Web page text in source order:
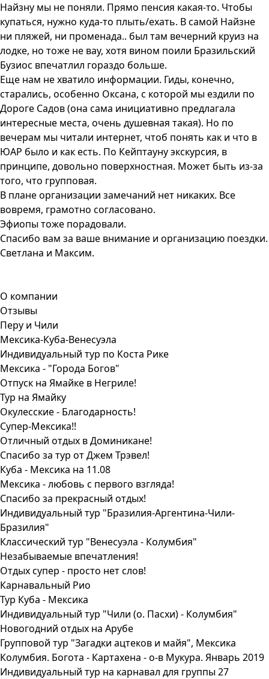
Найзну мы не поняли. Прямо пенсия какая-то. Чтобы
купаться, нужно куда-то плыть/ехать. В самой Найзне
ни пляжей, ни променада.. был там вечерний круиз на
лодке, но тоже не вау, хотя вином поили Бразильский
Бузиос впечатлил гораздо больше.
Еще нам не хватило информации. Гиды, конечно,
старались, особенно Оксана, с которой мы ездили по
Дороге Садов (она сама инициативно предлагала
интересные места, очень душевная такая). Но по
вечерам мы читали интернет, чтоб понять как и что в
ЮАР было и как есть. По Кейптауну экскурсия, в
принципе, довольно поверхностная. Может быть из-за
того, что групповая.
В плане организации замечаний нет никаких. Все
вовремя, грамотно согласовано.
Эфиопы тоже порадовали.
Спасибо вам за ваше внимание и организацию поездки.
Светлана и Максим.
О компании
Отзывы
Перу и Чили
Мексика-Куба-Венесуэла
Индивидуальный тур по Коста Рике
Мексика - "Города Богов"
Отпуск на Ямайке в Негриле!
Тур на Ямайку
Окулесские - Благодарность!
Супер-Мексика!!
Отличный отдых в Доминикане!
Спасибо за тур от Джем Трэвел!
Куба - Мексика на 11.08
Мексика - любовь с первого взгляда!
Спасибо за прекрасный отдых!
Индивидуальный тур "Бразилия-Аргентина-Чили-
Бразилия"
Классический тур "Венесуэла - Колумбия"
Незабываемые впечатления!
Отдых супер - просто нет слов!
Карнавальный Рио
Тур Куба - Мексика
Индивидуальный тур "Чили (о. Пасхи) - Колумбия"
Новогодний отдых на Арубе
Групповой тур "Загадки ацтеков и майя", Мексика
Колумбия. Богота - Картахена - о-в Мукура. Январь 2019
Индивидуальный тур на карнавал для группы 27